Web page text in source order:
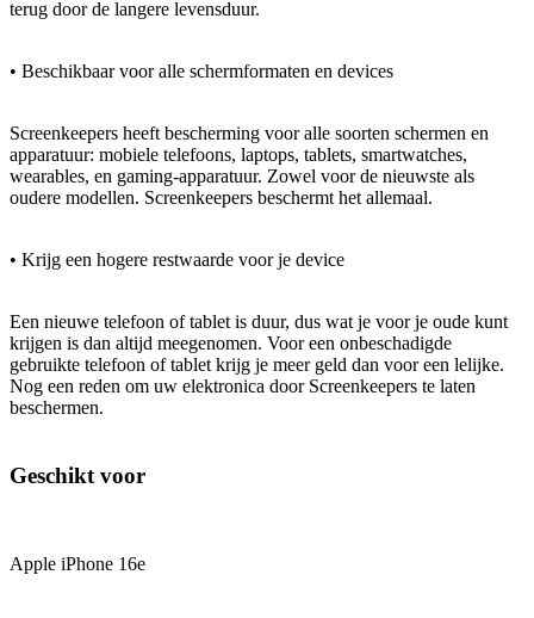
terug door de langere levensduur.
• Beschikbaar voor alle schermformaten en devices
Screenkeepers heeft bescherming voor alle soorten schermen en
apparatuur: mobiele telefoons, laptops, tablets, smartwatches,
wearables, en gaming-apparatuur. Zowel voor de nieuwste als
oudere modellen. Screenkeepers beschermt het allemaal.
• Krijg een hogere restwaarde voor je device
Een nieuwe telefoon of tablet is duur, dus wat je voor je oude kunt
krijgen is dan altijd meegenomen. Voor een onbeschadigde
gebruikte telefoon of tablet krijg je meer geld dan voor een lelijke.
Nog een reden om uw elektronica door Screenkeepers te laten
beschermen.
Geschikt voor
Apple iPhone 16e